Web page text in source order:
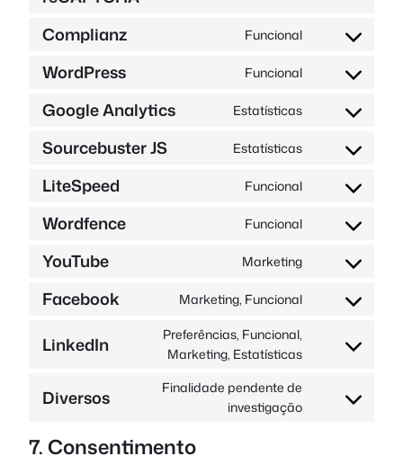
google-
Complianz Funcional
serviço
WordPress Funcional
Autorização
serviço
Google Analytics Estatísticas
google-
analytics
Sourcebuster JS Estatísticas
Autorização
sourcebuster-
LiteSpeed Funcional
Consent
service
Wordfence Funcional
Autorização
serviço
YouTube Marketing
serviço
Facebook Marketing, Funcional
LinkedIn
Preferências, Funcional,
Marketing, Estatísticas
Diversos
Finalidade pendente de
investigação
Consent
7. Consentimento